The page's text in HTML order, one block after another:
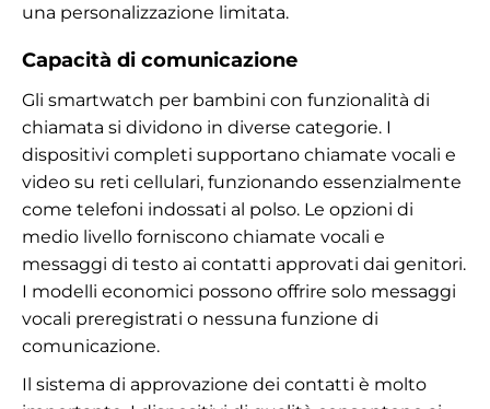
una personalizzazione limitata.
Capacità di comunicazione
Gli smartwatch per bambini con funzionalità di
chiamata si dividono in diverse categorie. I
dispositivi completi supportano chiamate vocali e
video su reti cellulari, funzionando essenzialmente
come telefoni indossati al polso. Le opzioni di
medio livello forniscono chiamate vocali e
messaggi di testo ai contatti approvati dai genitori.
I modelli economici possono offrire solo messaggi
vocali preregistrati o nessuna funzione di
comunicazione.
Il sistema di approvazione dei contatti è molto